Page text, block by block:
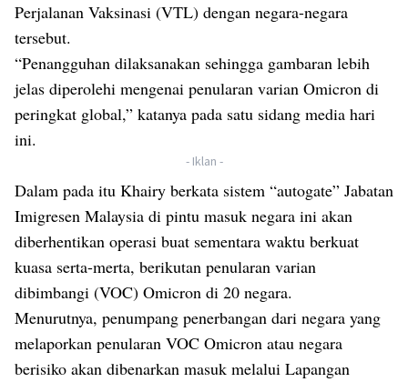
Perjalanan Vaksinasi (VTL) dengan negara-negara
tersebut.
“Penangguhan dilaksanakan sehingga gambaran lebih
jelas diperolehi mengenai penularan varian Omicron di
peringkat global,” katanya pada satu sidang media hari
ini.
- Iklan -
Dalam pada itu Khairy berkata sistem “autogate” Jabatan
Imigresen Malaysia di pintu masuk negara ini akan
diberhentikan operasi buat sementara waktu berkuat
kuasa serta-merta, berikutan penularan varian
dibimbangi (VOC) Omicron di 20 negara.
Menurutnya, penumpang penerbangan dari negara yang
melaporkan penularan VOC Omicron atau negara
berisiko akan dibenarkan masuk melalui Lapangan